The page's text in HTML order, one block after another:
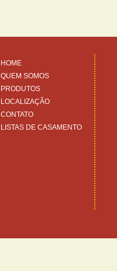
HOME
QUEM SOMOS
PRODUTOS
LOCALIZAÇÃO
CONTATO
LISTAS DE CASAMENTO